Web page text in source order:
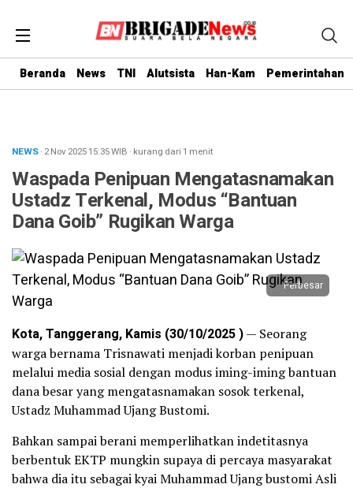
Beranda News TNI Alutsista Han-Kam Pemerintahan
NEWS· 2 Nov 202515:35WIB · kurang dari 1 menit
Waspada Penipuan Mengatasnamakan
Ustadz Terkenal, Modus “Bantuan
Dana Goib” Rugikan Warga
Perbesar
Kota, Tanggerang, Kamis (30/10/2025 )— Seorang
warga bernama Trisnawati menjadi korban penipuan
melalui media sosial dengan modus iming-iming bantuan
dana besar yang mengatasnamakan sosok terkenal,
Ustadz Muhammad Ujang Bustomi.
Bahkan sampai berani memperlihatkan indetitasnya
berbentuk EKTP mungkin supaya di percaya masyarakat
bahwa dia itu sebagai kyai Muhammad Ujang bustomi Asli